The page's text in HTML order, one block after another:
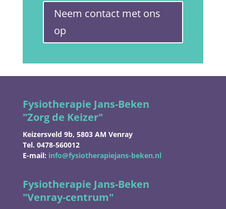
Neem contact met ons
op
Fysiotherapie Jans-Beken
"Zorg de Keizer"
Keizersveld 9b, 5803 AM Venray
Tel. 0478-560012
E-mail: info@fysiotherapiejans-beken.nl
Fysiotherapie Jans-Beken
"Venray-centrum"